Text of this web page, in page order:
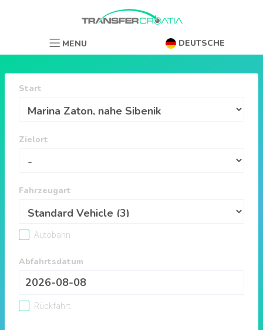
DEUTSCHE
MENU
Start
Zielort
Fahrzeugart
Autobahn
Abfahrtsdatum
Rückfahrt